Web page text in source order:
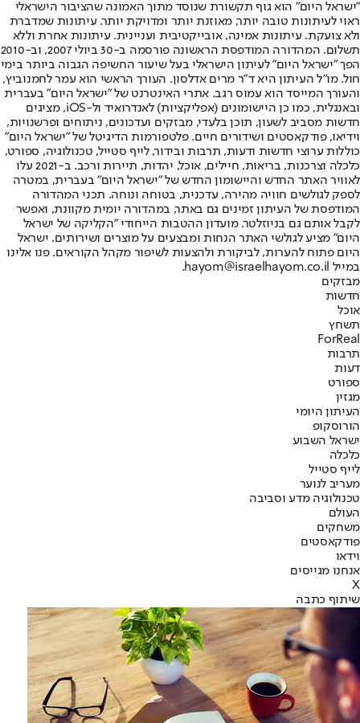
"ישראל היום" הוא גוף תקשורת שנוסד מתוך האמונה שהציבור הישראלי
ראוי לעיתונות טובה יותר, מאוזנת יותר ומדויקת יותר. עיתונות שמדברת
ולא צועקת. עיתונות אמינה, אובייקטיבית ועניינית. עיתונות אחרת וללא
תשלום. המהדורה המודפסת הראשונה פורסמה ב-30 ביולי 2007, וב-2010
הפך "ישראל היום" לעיתון הישראלי בעל שיעור החשיפה הגבוה ביותר בימי
חול. מו"ל העיתון היא ד"ר מרים אדלסון. העורך הראשי הוא עמר לחמנוביץ,
והעורך המייסד הוא עמוס רגב. אתרי האינטרנט של "ישראל היום" בעברית
ובאנגלית, כמו כן היישומונים (אפליקציות) לאנדרואיד ול-iOS, מציגים
חדשות מסביב לשעון, תוכן בלעדי, מבזקים ועדכונים, ניתוחים ופרשנויות,
וידיאו, פודקאסטים ושידורים חיים. פלטפורמות הדיגיטל של "ישראל היום"
כוללות ערוצי חדשות ודעות, תרבות ובידור, לייף סטייל, טכנולוגיה, ספורט,
כלכלה וצרכנות, בריאות, חיילים, אוכל, יהדות, תיירות ורכב. ב-2021 עלו
לאוויר האתר החדש והיישומון החדש של "ישראל היום" בעברית, במטרה
לספק לגולשים חוויה מהירה, עדכנית, בטוחה ונוחה. תכני המהדורה
המודפסת של העיתון זמינים גם באתר, במהדורה יומית מקוונת, ואפשר
לקבל אותם גם בניוזלטר. מועדון ההטבות הייחודי "הקליקה של ישראל
היום" מציע לגולשי האתר הנחות ומבצעים על מוצרים ושירותים. ישראל
היום פתוח להערות, לביקורת ולהצעות לשיפור מקהל הקוראים. פנו אלינו
במייל hayom@israelhayom.co.il.
מבזקים
חדשות
אוכל
תשחץ
ForReal
תרבות
דעות
ספורט
מגזין
העיתון היומי
הורוסקופ
ישראל השבוע
כלכלה
לייף סטייל
מעריב לנוער
טכנולוגיה מדע וסביבה
העולם
משחקים
פודקאסטים
וידאו
אנחנו מגייסים
X
שיתוף כתבה